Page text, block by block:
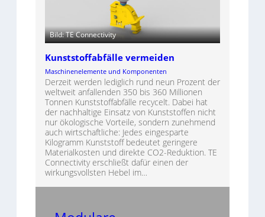
Bild: TE Connectivity
Kunststoffabfälle vermeiden
Maschinenelemente und Komponenten
Derzeit werden lediglich rund neun Prozent der
weltweit anfallenden 350 bis 360 Millionen
Tonnen Kunststoffabfälle recycelt. Dabei hat
der nachhaltige Einsatz von Kunststoffen nicht
nur ökologische Vorteile, sondern zunehmend
auch wirtschaftliche: Jedes eingesparte
Kilogramm Kunststoff bedeutet geringere
Materialkosten und direkte CO2-Reduktion. TE
Connectivity erschließt dafür einen der
wirkungsvollsten Hebel im…